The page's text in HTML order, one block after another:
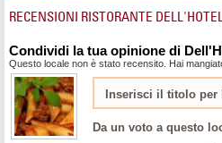
RECENSIONI RISTORANTE
Condividi la tua opinione di
Questo locale non è stato recensito. Hai
Da un voto a questo